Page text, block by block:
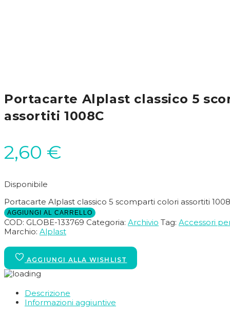
Portacarte Alplast classico 5
assortiti 1008C
2,60 €
Disponibile
Portacarte Alplast classico 5 scomparti colori assortiti
AGGIUNGI AL CARRELLO
COD: GLOBE-133769 Categoria: Archivio Tag: Accessori
Marchio: Alplast
Descrizione
Informazioni aggiuntive